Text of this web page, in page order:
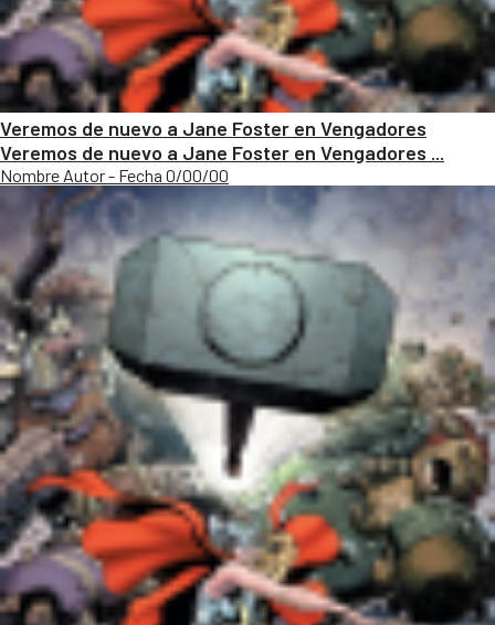
Veremos de nuevo a Jane Foster en Vengadores
Veremos de nuevo a Jane Foster en Vengadores ...
Nombre Autor - Fecha 0/00/00